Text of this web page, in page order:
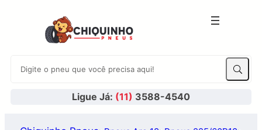
Ligue Já: (11) 3588-4540